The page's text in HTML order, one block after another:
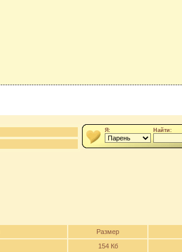
Я: Найти:
Размер
154 Кб